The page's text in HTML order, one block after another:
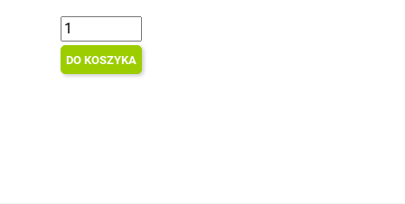
DO KOSZYKA